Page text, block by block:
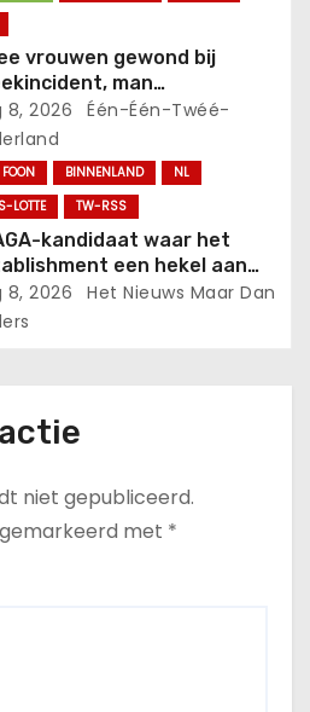
vrouwen gewond bij
man
8, 2026
Één-Één-Twéé-
BINNENLAND
NL
LOTTE
TW-RSS
kandidaat waar het
een hekel aan
behaalt grote
overwinning
aan tussentijdse
8, 2026
Het Nieuws Maar Dan
niet gepubliceerd.
met *